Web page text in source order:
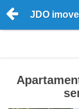
JDO